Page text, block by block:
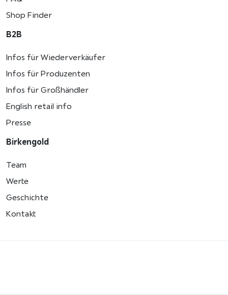
Shop Finder
B2B
Infos für Wiederverkäufer
Infos für Produzenten
Infos für Großhändler
English retail info
Presse
Birkengold
Team
Werte
Geschichte
Kontakt